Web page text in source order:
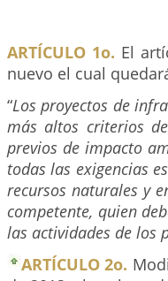
ARTÍCULO 1o. El
nuevo el cual
“Los proyectos de
más altos criterios
previos de impacto
todas las exigencias
recursos naturales y
competente, quien
las actividades de los
ARTÍCULO 2o.